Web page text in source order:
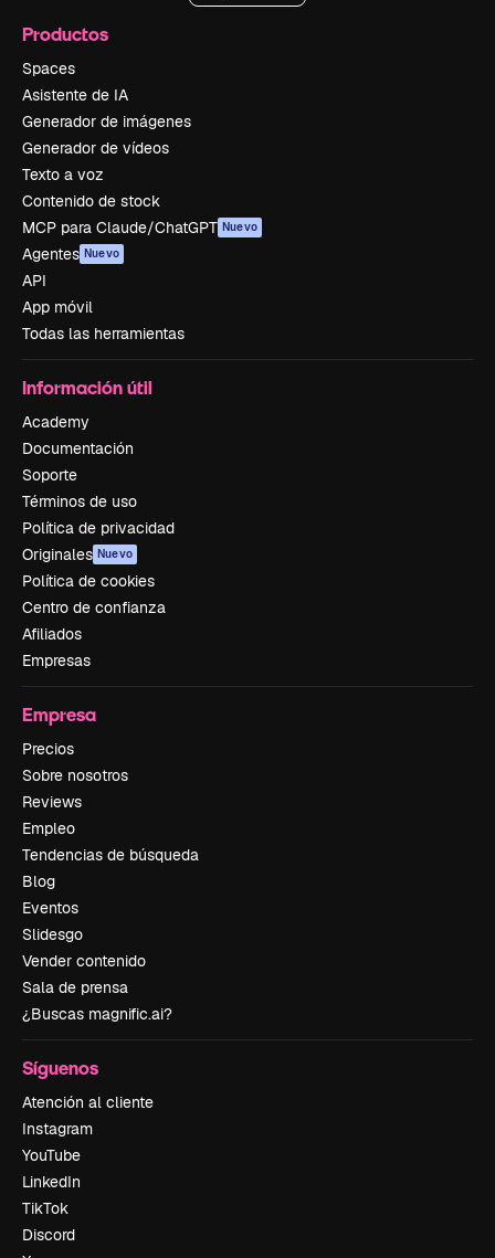
Productos
Spaces
Asistente de IA
Generador de imágenes
Generador de vídeos
Texto a voz
Contenido de stock
MCP para Claude/ChatGPT Nuevo
Agentes Nuevo
API
App móvil
Todas las herramientas
Información útil
Academy
Documentación
Soporte
Términos de uso
Política de privacidad
Originales Nuevo
Política de cookies
Centro de confianza
Afiliados
Empresas
Empresa
Precios
Sobre nosotros
Reviews
Empleo
Tendencias de búsqueda
Blog
Eventos
Slidesgo
Vender contenido
Sala de prensa
¿Buscas magnific.ai?
Síguenos
Atención al cliente
Instagram
YouTube
LinkedIn
TikTok
Discord